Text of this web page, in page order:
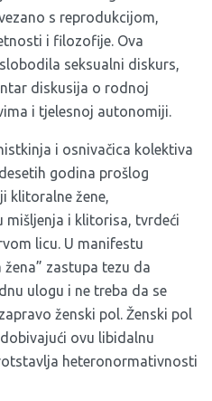
s reprodukcijom,
i filozofije. Ova
seksualni diskurs,
diskusija o rodnoj
i tjelesnoj autonomiji.
i osnivačica kolektiva
godina prošlog
klitoralne žene,
mišljenja i klitorisa, tvrdeći
licu. U manifestu
zastupa tezu da
ulogu i ne treba da se
ženski pol. Ženski pol
ovu libidalnu
heteronormativnosti